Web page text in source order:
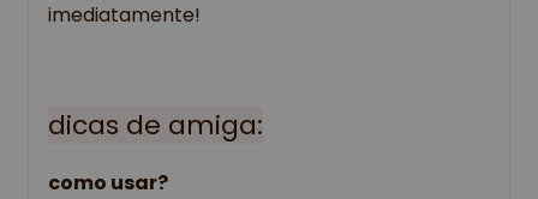
imediatamente!
dicas de amiga:
como usar?